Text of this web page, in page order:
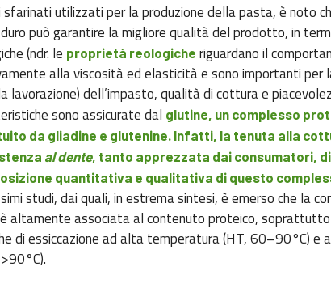
sfarinati utilizzati per la produzione della pasta, è noto
può garantire la migliore qualità del prodotto, in
(ndr. le proprietà reologiche riguardano il
alla viscosità ed elasticità e sono importanti
lavorazione) dell’impasto, qualità di cottura e
sono assicurate dal glutine, un complesso
da gliadine e glutenine. Infatti, la tenuta alla
al dente, tanto apprezzata dai consumatori,
quantitativa e qualitativa di questo
studi, dai quali, in estrema sintesi, è emerso che la
altamente associata al contenuto proteico, soprattutto
di essiccazione ad alta temperatura (HT, 60–90°C) e